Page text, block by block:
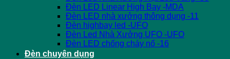
Đèn LED Linear High Bay -MDA
Đèn LED nhà xưởng thông dụng -11
Đèn highbay led -UFO
Đèn Led Nhà Xưởng UFO -UFO
Đèn LED chống cháy nổ -16
Đèn chuyên dụng